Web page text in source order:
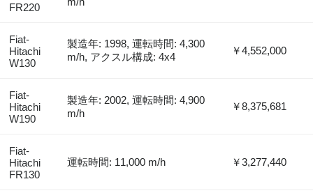
FR220
Fiat-
Hitachi
W130
製造年: 1998, 運転時間: 4,300
m/h, アクスル構成: 4x4
￥4,552,000
Fiat-
Hitachi
W190
製造年: 2002, 運転時間: 4,900
m/h
￥8,375,681
Fiat-
Hitachi
FR130
運転時間: 11,000 m/h ￥3,277,440